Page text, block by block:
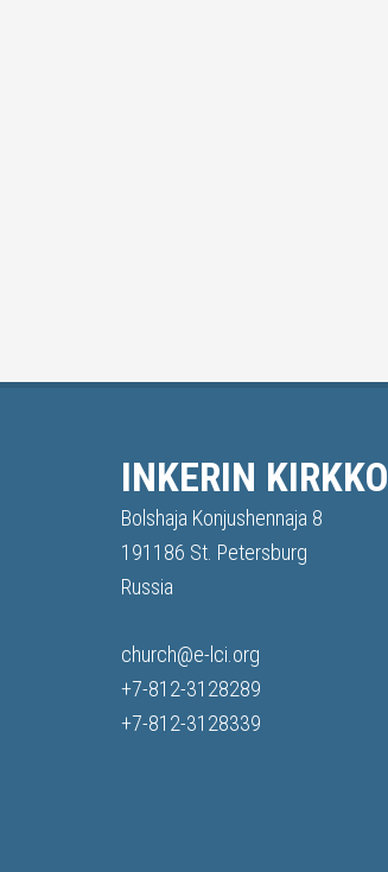
INKERIN KIRKKO
Bolshaja Konjushennaja 8
191186 St. Petersburg
Russia
church@e-lci.org
+7-812-3128289
+7-812-3128339